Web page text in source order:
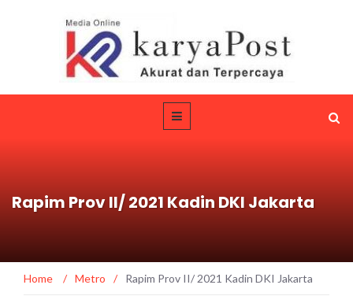
Rapim Prov II/ 2021 Kadin DKI Jakarta
Home / Metro / Rapim Prov II/ 2021 Kadin DKI Jakarta